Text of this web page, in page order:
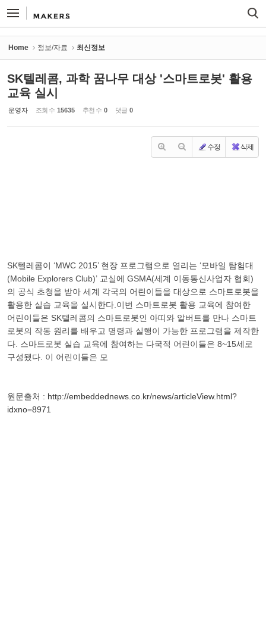
Home 정보/자료 최신정보
SK텔레콤, 과학 꿈나무 대상 '스마트로봇' 활용
교육 실시
운영자 조회 수 15635 추천 수 0 댓글 0
수정 삭제
SK텔레콤이 ‘MWC 2015’ 현장 프로그램으로 열리는 ‘모바일 탐험대
(Mobile Explorers Club)’ 교실에 GSMA(세계 이동통신사업자 협회)
의 공식 초청을 받아 세계 각국의 어린이들을 대상으로 스마트로봇을
활용한 실습 교육을 실시한다.이번 스마트로봇 활용 교육에 참여한
어린이들은 SK텔레콤의 스마트로봇인 아띠와 알버트를 만나 스마트
로봇의 작동 원리를 배우고 명령과 실행이 가능한 프로그램을 제작한
다. 스마트로봇 실습 교육에 참여하는 다국적 어린이들은 8~15세로
구성됐다. 이 어린이들은 모
원문출처 : http://embeddednews.co.kr/news/articleView.html?
idxno=8971